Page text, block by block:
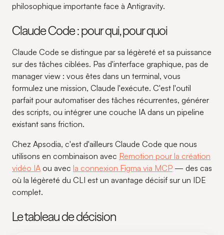
philosophique importante face à Antigravity.
Claude Code : pour qui, pour quoi
Claude Code se distingue par sa légèreté et sa puissance
sur des tâches ciblées. Pas d'interface graphique, pas de
manager view : vous êtes dans un terminal, vous
formulez une mission, Claude l'exécute. C'est l'outil
parfait pour automatiser des tâches récurrentes, générer
des scripts, ou intégrer une couche IA dans un pipeline
existant sans friction.
Chez Apsodia, c'est d'ailleurs Claude Code que nous
utilisons en combinaison avec Remotion pour la création
vidéo IA ou avec la connexion Figma via MCP — des cas
où la légèreté du CLI est un avantage décisif sur un IDE
complet.
Le tableau de décision